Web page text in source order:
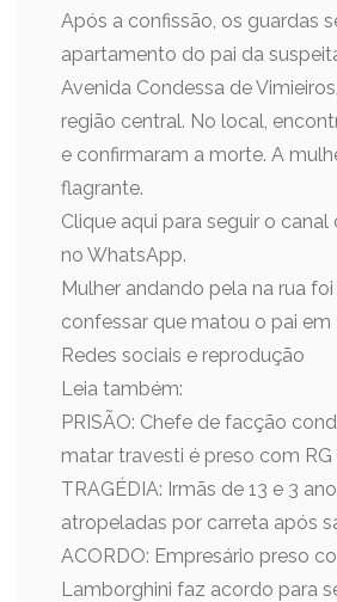
Após a confissão, os guardas
apartamento do pai da
Avenida Condessa de
região central. No local,
e confirmaram a morte. A
flagrante.
Clique aqui para seguir o canal
no WhatsApp.
Mulher andando pela na rua
confessar que matou o pai em
Redes sociais e reprodução
Leia também:
PRISÃO: Chefe de facção
matar travesti é preso com
TRAGÉDIA: Irmãs de 13 e 3
atropeladas por carreta após
ACORDO: Empresário preso
Lamborghini faz acordo para